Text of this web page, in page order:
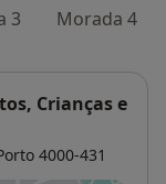
3 Morada 4
Crianças e
4000-431